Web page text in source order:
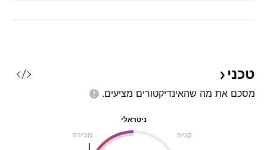
טכני
מסכם את מה שהאינדיקטורים מציעים.
ניטראלי
מכירה
קניה